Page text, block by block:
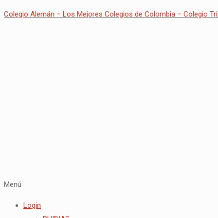
Colegio Alemán – Los Mejores Colegios de Colombia – Colegio
Menú
Login